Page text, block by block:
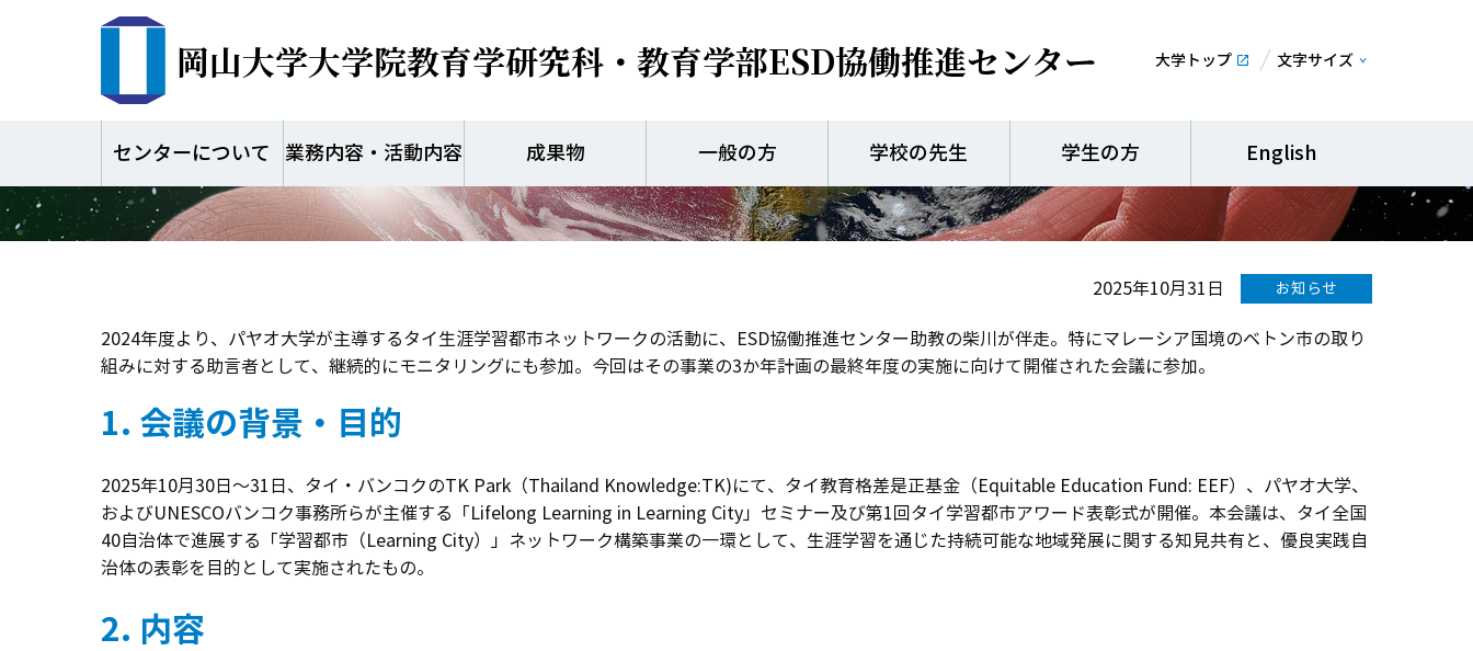
岡山大学大学院教育学研究科・教育学部ESD協働推進センター 大学トップ 文字サイズ
センターについて 業務内容・活動内容 成果物 一般の方 学校の先生 学生の方 English
タイ・バンコク「Learning City」国際会議・表彰式への招聘講
演・プロジェクト伴走支援
2025年10月31日 お知らせ
2024年度より、パヤオ大学が主導するタイ生涯学習都市ネットワークの活動に、ESD協働推進センター助教の柴川が伴走。特にマレーシア国境のベトン市の取り
組みに対する助言者として、継続的にモニタリングにも参加。今回はその事業の3か年計画の最終年度の実施に向けて開催された会議に参加。
1. 会議の背景・目的
2025年10月30日～31日、タイ・バンコクのTK Park（Thailand Knowledge:TK)にて、タイ教育格差是正基金（Equitable Education Fund: EEF）、パヤオ大学、
およびUNESCOバンコク事務所らが主催する「Lifelong Learning in Learning City」セミナー及び第1回タイ学習都市アワード表彰式が開催。本会議は、タイ全国
40自治体で進展する「学習都市（Learning City）」ネットワーク構築事業の一環として、生涯学習を通じた持続可能な地域発展に関する知見共有と、優良実践自
治体の表彰を目的として実施されたもの。
2. 内容